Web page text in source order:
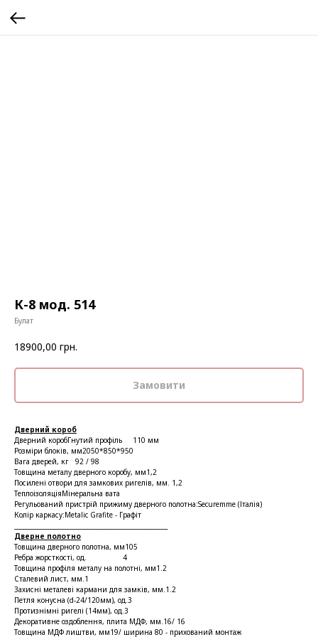
К-8 мод. 514
Булат
18900,00 грн.
Замовити
Дверний короб
Дверний коробГнутий профіль 110 мм
Розміри блоків, мм2050*850*950
Вага дверей, кг 92 / 98
Товщина металу дверного коробу, мм1,2
Посилені отвори для замкових ригелів, мм. 1,2
ТеплоізоляціяМінеральна вата
Регульований пристрій прижиму дверного полотна:Securemme (Італія)
Колір каркасу:Metalic Grafite - Графіт
Дверне полотно
Товщина дверного полотна, мм105
Ребра жорсткості, од. 4
Товщина профіля металу на полотні, мм1.2
Сталевий лист, мм.1
Захисні металеві кармани для замків, мм.1.2
Петля конусна (d-24/120мм), од.3
Протизнімні ригелі (14мм), од.3
Декоративне оздоблення, плита МДФ, мм.16/ 16
Товщина МДФ лиштви, мм19/ ширина 80 - прихований монтаж